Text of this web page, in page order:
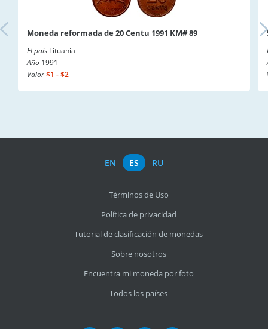
Moneda reformada de 20 Centu 1991 KM# 89
El país Lituania
Año 1991
Valor$1 - $2
EN ES RU
Términos de Uso
Política de privacidad
Tutorial de clasificación de monedas
Sobre nosotros
Encuentra mi moneda por foto
Todos los países